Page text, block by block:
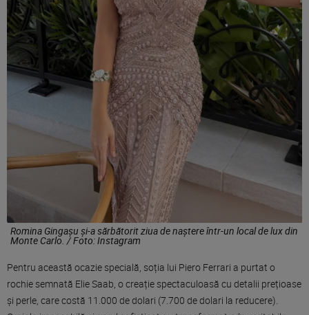
Romina Gingașu și-a sărbătorit ziua de naștere într-un local de lux din
Monte Carlo. / Foto: Instagram
Pentru această ocazie specială, soția lui Piero Ferrari a purtat o
rochie semnată Elie Saab, o creație spectaculoasă cu detalii prețioase
și perle, care costă 11.000 de dolari (7.700 de dolari la reducere).